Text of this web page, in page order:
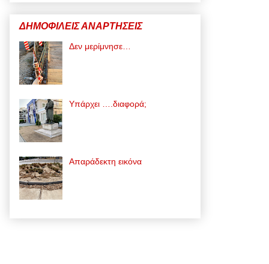
ΔΗΜΟΦΙΛΕΙΣ ΑΝΑΡΤΗΣΕΙΣ
Δεν μερίμνησε…
Υπάρχει ….διαφορά;
Απαράδεκτη εικόνα